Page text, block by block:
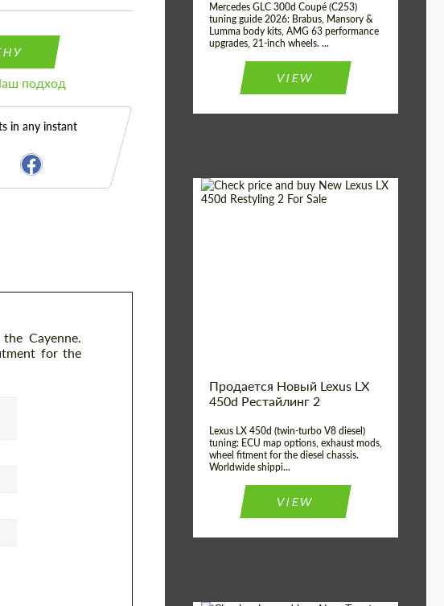
подход
in any instant
Cayenne.
for the
Mercedes GLC 300d Coupé (C253)
tuning guide 2026: Brabus, Mansory &
Lumma body kits, AMG 63 performance
upgrades, 21-inch wheels. ...
VIEW
Продается Новый Lexus LX
450d Рестайлинг 2
Lexus LX 450d (twin-turbo V8 diesel)
tuning: ECU map options, exhaust mods,
wheel fitment for the diesel chassis.
Worldwide shippi...
VIEW